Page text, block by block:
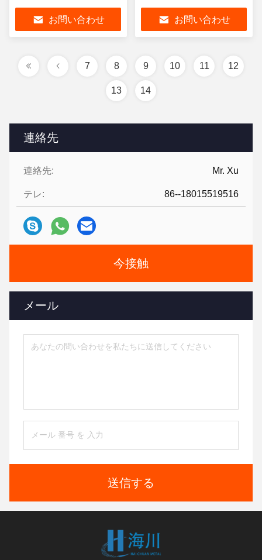
連絡先
連絡先: Mr. Xu
テレ: 86--18015519516
今接触
メール
送信する
お問い合わせ お問い合わせ
7 8 9 10 11 12
13 14